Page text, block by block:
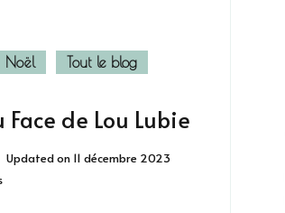
Noël Tout le blog
de Lou Lubie
Updated on 11 décembre 2023
sur